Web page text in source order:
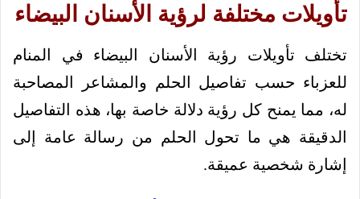
تأويلات مختلفة لرؤية الأسنان البيضاء
تختلف تأويلات رؤية الأسنان البيضاء في المنام
للعزباء حسب تفاصيل الحلم والمشاعر المصاحبة
له، مما يمنح كل رؤية دلالة خاصة بها، هذه التفاصيل
الدقيقة هي ما تحول الحلم من رسالة عامة إلى
إشارة شخصية عميقة.